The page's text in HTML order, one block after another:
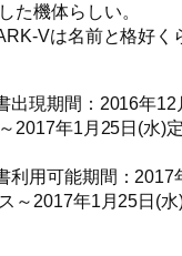
た機体らしい。
Vは名前と格好く
出現期間：2016年12
2017年1月25日(水)
利用可能期間：2017
～2017年1月25日(